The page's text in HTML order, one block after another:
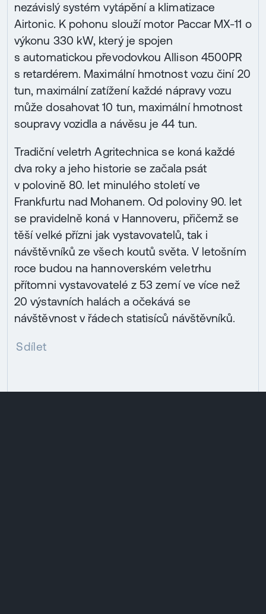
nezávislý systém vytápění a klimatizace
Airtonic. K pohonu slouží motor Paccar MX-11 o
výkonu 330 kW, který je spojen
s automatickou převodovkou Allison 4500PR
s retardérem. Maximální hmotnost vozu činí 20
tun, maximální zatížení každé nápravy vozu
může dosahovat 10 tun, maximální hmotnost
soupravy vozidla a návěsu je 44 tun.
Tradiční veletrh Agritechnica se koná každé
dva roky a jeho historie se začala psát
v polovině 80. let minulého století ve
Frankfurtu nad Mohanem. Od poloviny 90. let
se pravidelně koná v Hannoveru, přičemž se
těší velké přízni jak vystavovatelů, tak i
návštěvníků ze všech koutů světa. V letošním
roce budou na hannoverském veletrhu
přítomni vystavovatelé z 53 zemí ve více než
20 výstavních halách a očekává se
návštěvnost v řádech statisíců návštěvníků.
Sdílet